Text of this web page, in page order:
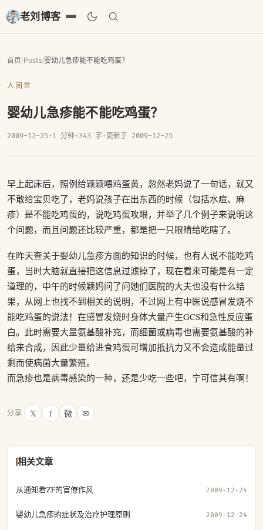
老刘博客
首页/Posts/婴幼儿急疹能不能吃鸡蛋？
人间世
婴幼儿急疹能不能吃鸡蛋？
2009-12-25· 1 分钟· 343 字 · 更新于 2009-12-25
早上起床后，照例给颖颖喂鸡蛋黄，忽然老妈说了一句话，就又
不敢给宝贝吃了，老妈说孩子在出东西的时候（包括水痘、麻
疹）是不能吃鸡蛋的，说吃鸡蛋攻眼，并举了几个例子来说明这
个问题，而且问题还比较严重，都是把一只眼睛给吃瞎了。
在昨天查关于婴幼儿急疹方面的知识的时候，也有人说不能吃鸡
蛋，当时大脑就直接把这信息过滤掉了，现在看来可能是有一定
道理的，中午的时候颖妈问了问她们医院的大夫也没有什么结
果，从网上也找不到相关的说明，不过网上有中医说感冒发烧不
能吃鸡蛋的说法！在感冒发烧时身体大量产生GCS和急性反应蛋
白。此时需要大量氨基酸补充，而细菌或病毒也需要氨基酸的补
给来合成，因此少量给进食鸡蛋可增加抵抗力又不会造成能量过
剩而使病菌大量繁殖。
而急疹也是病毒感染的一种，还是少吃一些吧，宁可信其有啊！
分享 𝕏 f 微 ✉
相关文章
从通知看ZF的官僚作风 2009-12-24
婴幼儿急疹的症状及治疗护理原则 2009-12-24